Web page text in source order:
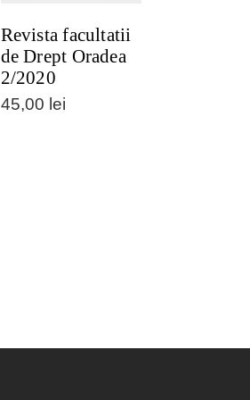
Revista facultatii
de Drept Oradea
2/2020
45,00 lei